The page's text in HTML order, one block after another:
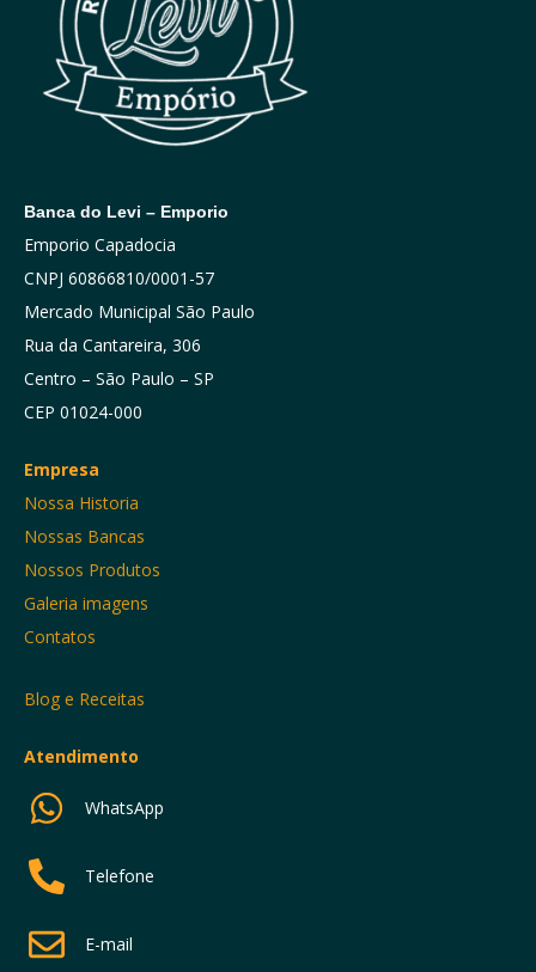
Banca do Levi – Emporio
Emporio Capadocia
CNPJ 60866810/0001-57
Mercado Municipal São Paulo
Rua da Cantareira, 306
Centro – São Paulo – SP
CEP 01024-000
Empresa
Nossa Historia
Nossas Bancas
Nossos Produtos
Galeria imagens
Contatos
Blog e Receitas
Atendimento
WhatsApp
Telefone
E-mail